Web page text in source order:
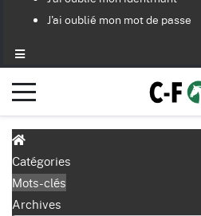
J'ai oublié mon mot de passe
Catégories
Mots-clés
Archives